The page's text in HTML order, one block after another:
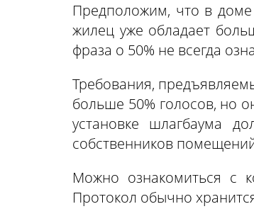
Предположим, что в
жилец уже обладает
фраза о 50% не всегда
Требования,
больше 50% голосов, но
установке шлагбаума
собственников
Можно ознакомиться с
Протокол обычно